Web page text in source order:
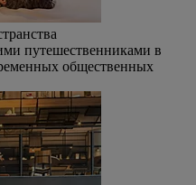
путешественниками в
общественных